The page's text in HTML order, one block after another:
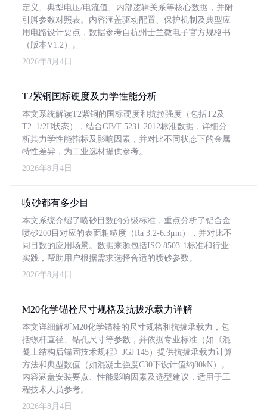
定义、典型电压/电流值、内部逻辑关系等核心数据，并附
引脚参数对照表。内容涵盖驱动配置、保护机制及典型应
用电路设计要点，数据参考自杭州士兰微电子官方规格书
（版本V1.2）。
2026年8月4日
T2紫铜国标硬度及力学性能分析
本文系统解读T2紫铜的国标硬度和抗拉强度（包括T2及
T2_1/2H状态），结合GB/T 5231-2012标准数据，详细分
析其力学性能指标及影响因素，并对比不同状态下的金属
特性差异，为工业选材提供参考。
2026年8月4日
喷砂都有多少目
本文系统介绍了喷砂目数的分级标准，重点分析了铝合金
喷砂200目对应的表面粗糙度（Ra 3.2-6.3μm），并对比不
同目数的应用场景。数据来源包括ISO 8503-1标准和行业
实践，帮助用户根据需求选择合适的喷砂参数。
2026年8月4日
M20化学锚栓尺寸规格及抗拔承载力详解
本文详细解析M20化学锚栓的尺寸规格和抗拔承载力，包
括螺杆直径、钻孔尺寸等参数，并依据专业标准（如《混
凝土结构后锚固技术规程》JGJ 145）提供抗拔承载力计算
方法和典型数值（如混凝土强度C30下设计值约80kN）。
内容涵盖安装要点、性能影响因素及选型建议，适用于工
程技术人员参考。
2026年8月4日